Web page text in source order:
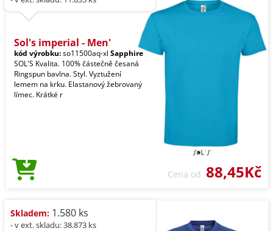
Sol's imperial - Men'
kód výrobku:so11500aq-xl Sapphire
SOL'S Kvalita. 100% částečně česaná
Ringspun bavlna. Styl. Vyztužení
lemem na krku. Elastanový žebrovaný
límec. Krátké r
Cena od 88,45Kč
Skladem: 1.580 ks
- v ext. skladu: 38.873 ks